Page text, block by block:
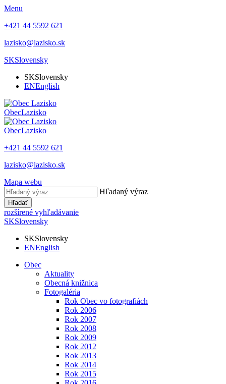
Menu
+421 44 5592 621
lazisko@lazisko.sk
SKSlovensky
SKSlovensky
ENEnglish
ObecLazisko
ObecLazisko
+421 44 5592 621
lazisko@lazisko.sk
Mapa webu
Hľadaný výraz
Hľadať
rozšírené vyhľadávanie
SKSlovensky
SKSlovensky
ENEnglish
Obec
Aktuality
Obecná knižnica
Fotogaléria
Rok Obec vo fotografiách
Rok 2006
Rok 2007
Rok 2008
Rok 2009
Rok 2012
Rok 2013
Rok 2014
Rok 2015